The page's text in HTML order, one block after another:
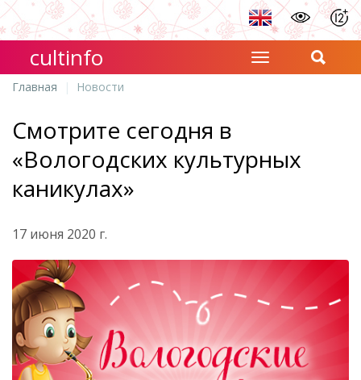
cultinfo
Главная Новости
Смотрите сегодня в
«Вологодских культурных
каникулах»
17 июня 2020 г.